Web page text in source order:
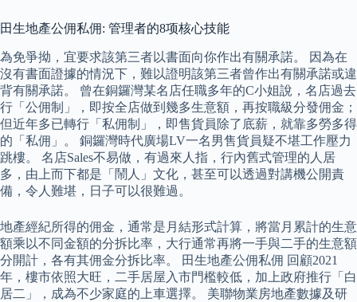
田生地產公佣私佣: 管理者的8项核心技能
為免爭拗，宜要求該第三者以書面向你作出有關承諾。 因為在
沒有書面證據的情況下，難以證明該第三者曾作出有關承諾或違
背有關承諾。 曾在銅鑼灣某名店任職多年的C小姐說，名店過去
行「公佣制」，即按全店做到幾多生意額，再按職級分發佣金；
但近年多已轉行「私佣制」，即售貨員除了底薪，就靠多勞多得
的「私佣」。 銅鑼灣時代廣場LV一名男售貨員疑不堪工作壓力
跳樓。 名店Sales不易做，有過來人指，行內舊式管理的人居
多，由上而下都是「鬧人」文化，甚至可以透過對講機公開責
備，令人難堪，日子可以很難過。
地產經紀所得的佣金，通常是月結形式計算，將當月累計的生意
額乘以不同金額的分拆比率，大行通常再將一手與二手的生意額
分開計，各有其佣金分拆比率。 田生地產公佣私佣 回顧2021
年，樓市依照大旺，二手居屋入市門檻較低，加上政府推行「白
居二」，成為不少家庭的上車選擇。 美聯物業房地產數據及研